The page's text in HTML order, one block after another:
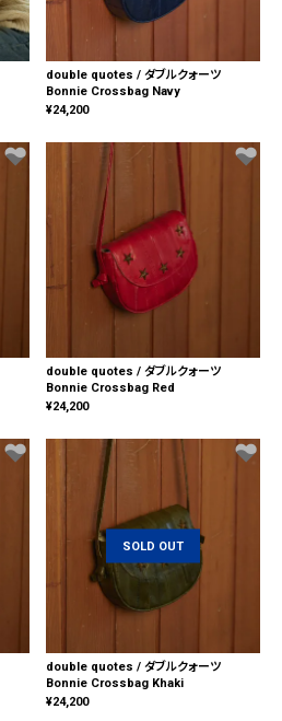
double quotes / ダブルクォーツ
Bonnie Crossbag Navy
¥24,200
double quotes / ダブルクォーツ
Bonnie Crossbag Red
¥24,200
SOLD OUT
double quotes / ダブルクォーツ
Bonnie Crossbag Khaki
¥24,200